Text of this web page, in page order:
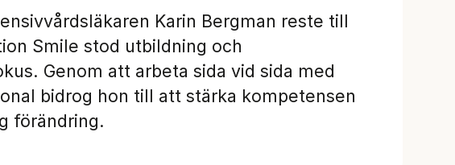
Karin Bergman reste till
Smile stod utbildning och
Genom att arbeta sida vid sida med
bidrog hon till att stärka kompetensen
förändring.